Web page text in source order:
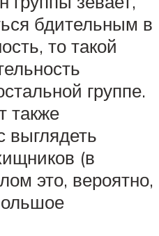
бдительным в
то такой
группе.
также
выглядеть
(в
это, вероятно,